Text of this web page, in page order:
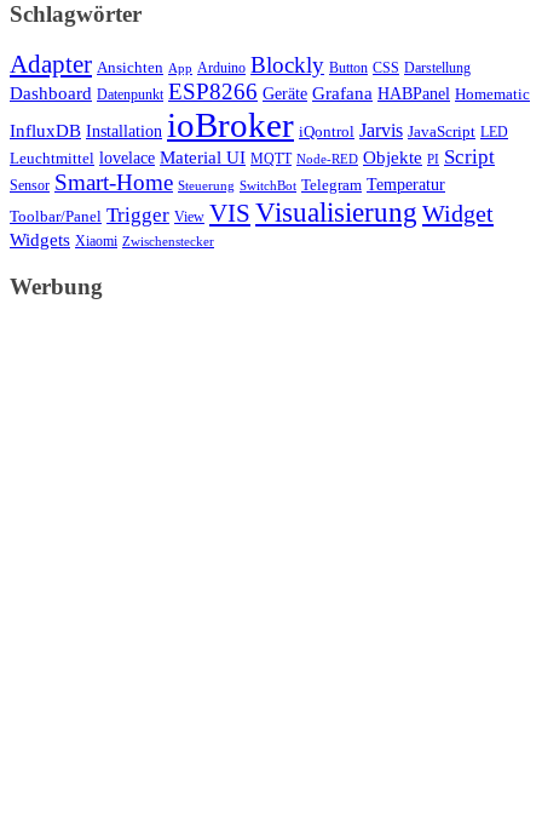
Schlagwörter
Adapter Ansichten App Arduino Blockly Button CSS Darstellung
Dashboard Datenpunkt ESP8266 Geräte Grafana HABPanel Homematic
InfluxDB Installation ioBroker iQontrol Jarvis JavaScript LED
Leuchtmittel lovelace Material UI MQTT Node-RED Objekte PI Script
Sensor Smart-Home Steuerung SwitchBot Telegram Temperatur
Toolbar/Panel Trigger View VIS Visualisierung Widget
Widgets Xiaomi Zwischenstecker
Werbung